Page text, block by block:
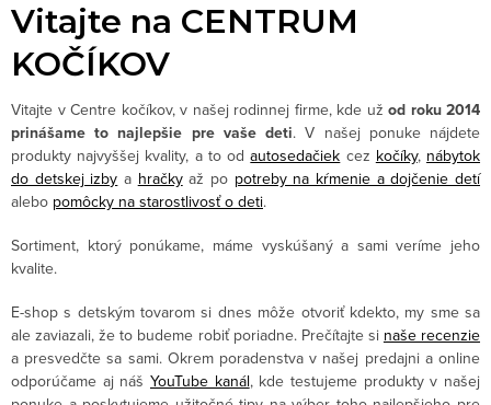
Vitajte na CENTRUM
KOČÍKOV
Vitajte v Centre kočíkov, v našej rodinnej firme, kde už od roku 2014
prinášame to najlepšie pre vaše deti. V našej ponuke nájdete
produkty najvyššej kvality, a to odautosedačiek cez kočíky, nábytok
do detskej izby a hračkyaž po potreby na kŕmenie a dojčenie detí
alebo pomôcky na starostlivosť o deti.
Sortiment, ktorý ponúkame, máme vyskúšaný a sami veríme jeho
kvalite.
E-shop s detským tovarom si dnes môže otvoriť kdekto, my sme sa
ale zaviazali, že to budeme robiť poriadne. Prečítajte si naše recenzie
a presvedčte sa sami. Okrem poradenstva v našej predajni a online
odporúčame aj náš YouTube kanál, kde testujeme produkty v našej